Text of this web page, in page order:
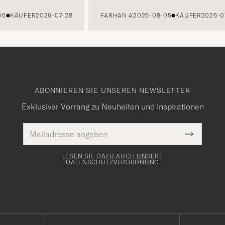
KÄUFER2026-07-28 FARHAN A2026-08-05 KÄUFER2026-07-
ABONNIEREN SIE UNSEREN NEWSLETTER
Exklusiver Vorrang zu Neuheiten und Inspirationen
Mail
Adresse
Pflichtfeld
Submit
Newsletter
LESEN SIE DAZU AUCH UNSERE
DATENSCHUTZVERORDNUNG